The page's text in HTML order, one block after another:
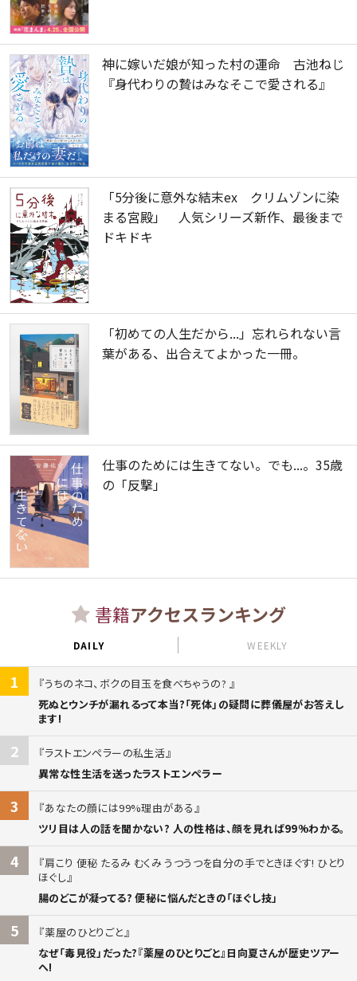
神に嫁いだ娘が知った村の運命 古池ねじ
『身代わりの贄はみなそこで愛される』
「5分後に意外な結末ex クリムゾンに染
まる宮殿」 人気シリーズ新作、最後まで
ドキドキ
「初めての人生だから...」忘れられない言
葉がある、出合えてよかった一冊。
仕事のためには生きてない。でも...。35歳
の「反撃」
書籍アクセスランキング
DAILY WEEKLY
1
うちのネコ、ボクの目玉を食べちゃうの?
死ぬとウンチが漏れるって本当?「死体」の疑問に葬儀屋がお答えし
ます!
2
ラストエンペラーの私生活
異常な性生活を送ったラストエンペラー
3
あなたの顔には99%理由がある
ツリ目は人の話を聞かない? 人の性格は、顔を見れば99%わかる。
4
肩こり 便秘 たるみ むくみ うつうつを自分の手でときほぐす! ひとり
ほぐし
腸のどこが凝ってる? 便秘に悩んだときの「ほぐし技」
5
薬屋のひとりごと
なぜ「毒見役」だった?『薬屋のひとりごと』日向夏さんが歴史ツアー
へ!